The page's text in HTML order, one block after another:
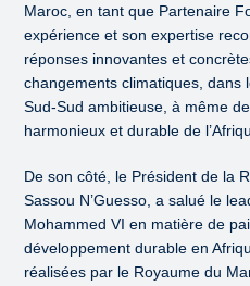
Maroc, en tant que Partenaire
expérience et son expertise
réponses innovantes et
changements climatiques, dans
Sud-Sud ambitieuse, à même
harmonieux et durable de
De son côté, le Président de la
Sassou N’Guesso, a salué le
Mohammed VI en matière de
développement durable en
réalisées par le Royaume du